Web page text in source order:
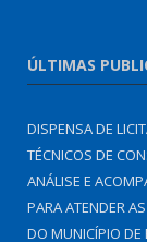
ÚLTIMAS
DISPENSA DE
TÉCNICOS DE
ANÁLISE E
PARA ATENDER
DO MUNICÍPIO DE